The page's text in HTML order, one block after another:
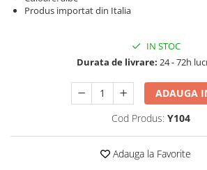
Storcatoare tuburi vopsea
Aparate de sterilizat
Placa de creponat parul
Uscatoare de par | feonuri
Mobilier barber
Produse gene si sprancene
Splendor
Produs importat din Italia
IN STOC
Durata de livrare: 24 - 72h
ADAUGA
Cod Produs: Y104
Adauga la Favorite